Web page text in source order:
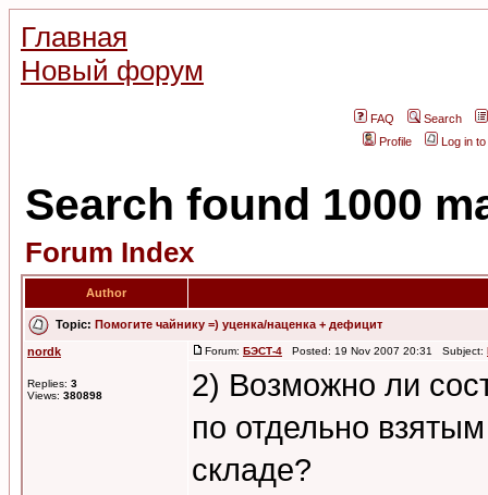
Главная
Новый форум
FAQ
Search
Profile
Log in
Search found 1000
Forum Index
Author
Topic: Помогите чайнику =) уценка/наценка + дефицит
nordk
Replies: 3
Views: 380898
Forum: БЭСТ-4 Posted: 19 Nov 2007 20:31 Subject:
2) Возможно ли
по отдельно
складе?